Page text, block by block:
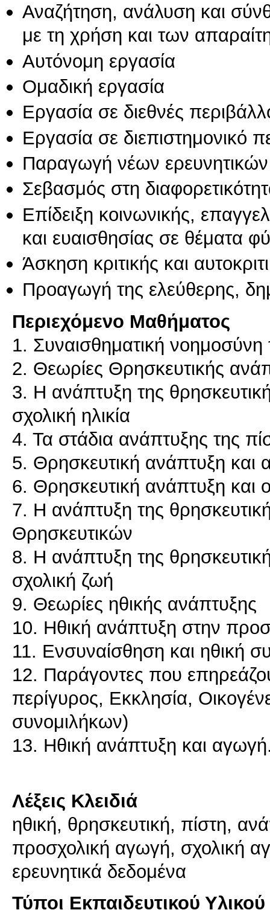
Αναζήτηση, ανάλυση και
με τη χρήση και των
Αυτόνομη εργασία
Ομαδική εργασία
Εργασία σε διεθνές
Εργασία σε διεπιστημονικό
Παραγωγή νέων
Σεβασμός στη
Επίδειξη κοινωνικής,
και ευαισθησίας σε θέματα
Άσκηση κριτικής και
Προαγωγή της ελεύθερης,
Περιεχόμενο Μαθήματος
1. Συναισθηματική νοημοσύνη
2. Θεωρίες Θρησκευτικής
3. Η ανάπτυξη της
σχολική ηλικία
4. Τα στάδια ανάπτυξης της
5. Θρησκευτική ανάπτυξη και
6. Θρησκευτική ανάπτυξη και
7. Η ανάπτυξη της
Θρησκευτικών
8. Η ανάπτυξη της
σχολική ζωή
9. Θεωρίες ηθικής ανάπτυξης
10. Ηθική ανάπτυξη στην
11. Ενσυναίσθηση και ηθική
12. Παράγοντες που
περίγυρος, Εκκλησία,
συνομιλήκων)
13. Ηθική ανάπτυξη και
Λέξεις Κλειδιά
ηθική, θρησκευτική, πίστη,
προσχολική αγωγή, σχολική
ερευνητικά δεδομένα
Τύποι Εκπαιδευτικού Υλικού